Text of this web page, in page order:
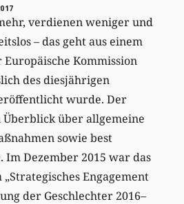
verdienen weniger und
– das geht aus einem
Kommission
des diesjährigen
wurde. Der
über allgemeine
sowie best
Im Dezember 2015 war das
Engagement
der Geschlechter 2016–